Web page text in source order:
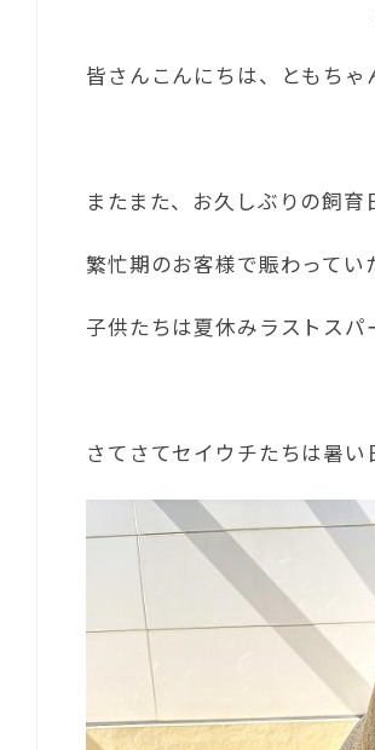
皆さんこんにちは、ともちゃ
またまた、お久しぶりの飼育
繁忙期のお客様で賑わってい
子供たちは夏休みラストスパ
さてさてセイウチたちは暑い